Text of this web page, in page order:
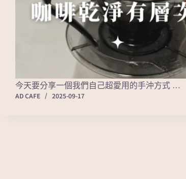
今天要分享一個我們自己超愛用的手沖方式 …
AD CAFE
2025-09-17